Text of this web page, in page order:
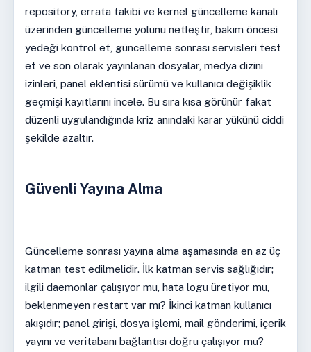
repository, errata takibi ve kernel güncelleme kanalı
üzerinden güncelleme yolunu netleştir, bakım öncesi
yedeği kontrol et, güncelleme sonrası servisleri test
et ve son olarak yayınlanan dosyalar, medya dizini
izinleri, panel eklentisi sürümü ve kullanıcı değişiklik
geçmişi kayıtlarını incele. Bu sıra kısa görünür fakat
düzenli uygulandığında kriz anındaki karar yükünü ciddi
şekilde azaltır.
Güvenli Yayına Alma
Güncelleme sonrası yayına alma aşamasında en az üç
katman test edilmelidir. İlk katman servis sağlığıdır;
ilgili daemonlar çalışıyor mu, hata logu üretiyor mu,
beklenmeyen restart var mı? İkinci katman kullanıcı
akışıdır; panel girişi, dosya işlemi, mail gönderimi, içerik
yayını ve veritabanı bağlantısı doğru çalışıyor mu?